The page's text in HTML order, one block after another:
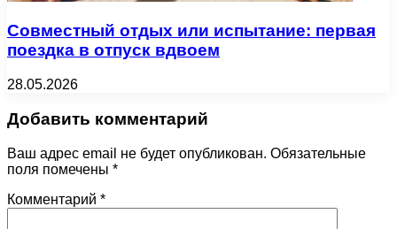
Совместный отдых или испытание: первая
поездка в отпуск вдвоем
28.05.2026
Добавить комментарий
Ваш адрес email не будет опубликован. Обязательные
поля помечены *
Комментарий *